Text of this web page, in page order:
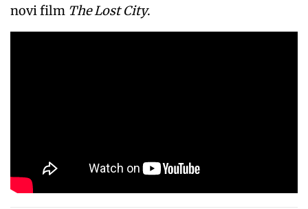
novi film The Lost City.